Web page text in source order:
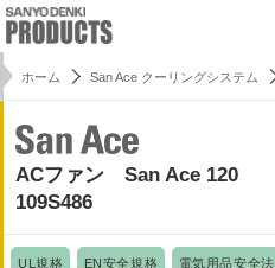
ホーム San Ace クーリングシステム
ACファン San Ace 120
109S486
UL規格 EN安全規格 電気用品安全法